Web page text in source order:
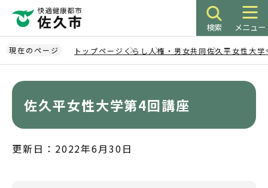
ペ
ー
ジ
検索 メニュー
現在のページ トップページ くらし 人権・男女共同佐久平女性大学
佐久平女性大学第4回講座
更新日：2022年6月30日